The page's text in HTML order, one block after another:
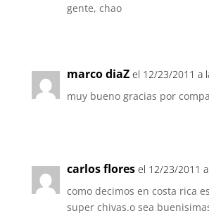
gente, chao
marco diaZ el 12/23/2011 a
muy bueno gracias por
carlos flores el 12/23/2011
como decimos en costa rica
super chivas.o sea